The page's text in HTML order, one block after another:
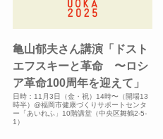
亀山郁夫さん講演「ドスト
エフスキーと革命 〜ロシ
ア革命100周年を迎えて」
日時：11月3日（金・祝）14時〜（開場13
時半）@福岡市健康づくりサポートセンタ
ー「あいれふ」10階講堂（中央区舞鶴2-5-
1）